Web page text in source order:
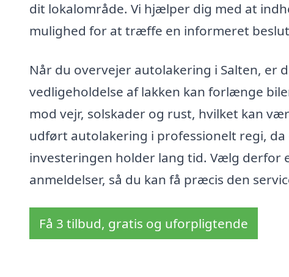
dit lokalområde. Vi hjælper dig med at
mulighed for at træffe en informeret
Når du overvejer autolakering i Salten,
vedligeholdelse af lakken kan forlænge
mod vejr, solskader og rust, hvilket kan
udført autolakering i professionelt regi,
investeringen holder lang tid. Vælg derfor
anmeldelser, så du kan få præcis den
Få 3 tilbud, gratis og uforpligtende